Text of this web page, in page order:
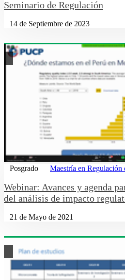
Seminario de Regulación
14 de Septiembre de 2023
Posgrado Maestría en
Webinar: Avances y agenda
del análisis de impacto
21 de Mayo de 2021